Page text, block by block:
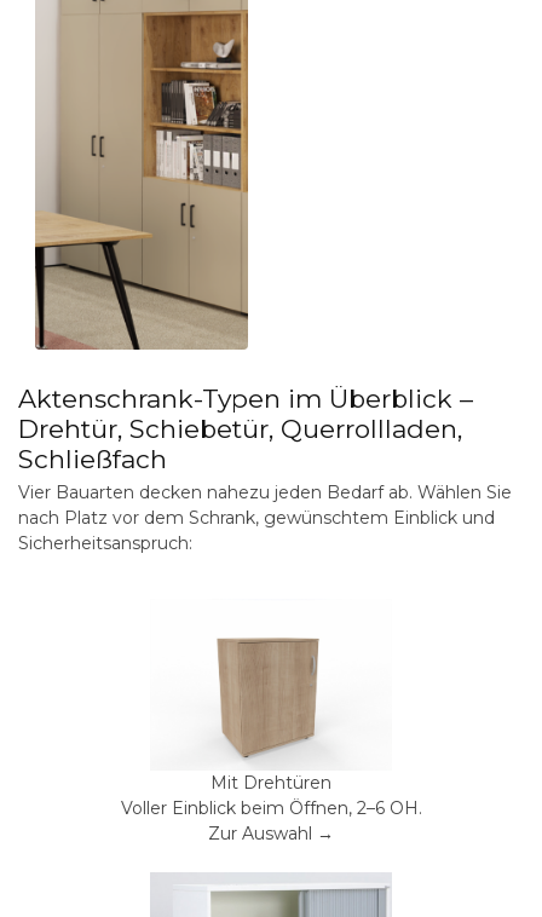
Aktenschrank-Typen im Überblick –
Drehtür, Schiebetür, Querrollladen,
Schließfach
Vier Bauarten decken nahezu jeden Bedarf ab. Wählen Sie
nach Platz vor dem Schrank, gewünschtem Einblick und
Sicherheitsanspruch:
Mit Drehtüren
Voller Einblick beim Öffnen, 2–6 OH.
Zur Auswahl →